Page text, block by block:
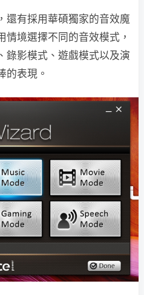
還有採用華碩獨家的音效魔
境選擇不同的音效模式，
錄影模式、遊戲模式以及演
的表現。